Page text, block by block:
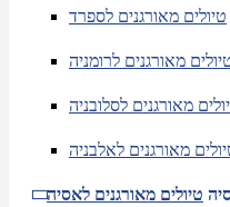
טיולים מאורגנים לספרד
מאורגנים לרומניה
מאורגנים לסלובניה
מאורגנים לאלבניה
טיולים מאורגנים לאסיה